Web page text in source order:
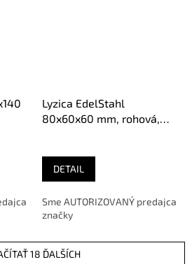
Lyzica EdelStahl
80x60x60 mm, rohová,
DETAIL
Sme AUTORIZOVANÝ predajca
značky
18 ĎALŠÍCH